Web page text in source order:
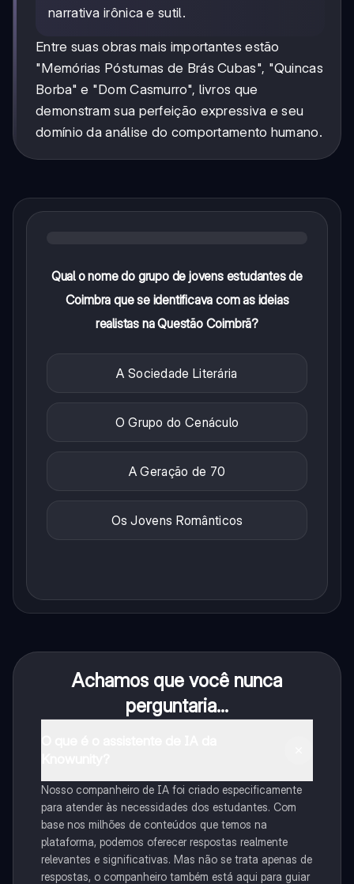
narrativa irônica e sutil.
Entre suas obras mais importantes estão
"Memórias Póstumas de Brás Cubas", "Quincas
Borba" e "Dom Casmurro", livros que
demonstram sua perfeição expressiva e seu
domínio da análise do comportamento humano.
Qual o nome do grupo de jovens estudantes de
Coimbra que se identificava com as ideias
realistas na Questão Coimbrã?
A Sociedade Literária
O Grupo do Cenáculo
A Geração de 70
Os Jovens Românticos
Achamos que você nunca
perguntaria...
Nosso companheiro de IA foi criado especificamente
para atender às necessidades dos estudantes. Com
base nos milhões de conteúdos que temos na
plataforma, podemos oferecer respostas realmente
relevantes e significativas. Mas não se trata apenas de
respostas, o companheiro também está aqui para guiar